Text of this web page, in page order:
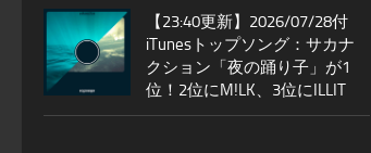
【23:40更新】2026/07/28付
iTunesトップソング：サカナ
クション「夜の踊り子」が1
位！2位にM!LK、3位にILLIT